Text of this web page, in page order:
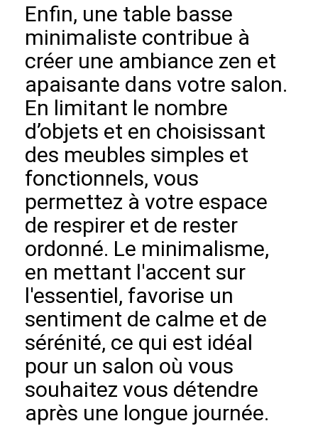
Enfin, une table basse
minimaliste contribue à
créer une ambiance zen et
apaisante dans votre salon.
En limitant le nombre
d’objets et en choisissant
des meubles simples et
fonctionnels, vous
permettez à votre espace
de respirer et de rester
ordonné. Le minimalisme,
en mettant l'accent sur
l'essentiel, favorise un
sentiment de calme et de
sérénité, ce qui est idéal
pour un salon où vous
souhaitez vous détendre
après une longue journée.